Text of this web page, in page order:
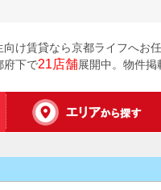
向け賃貸なら京都ライフへお
府下で21店舗展開中。物件掲